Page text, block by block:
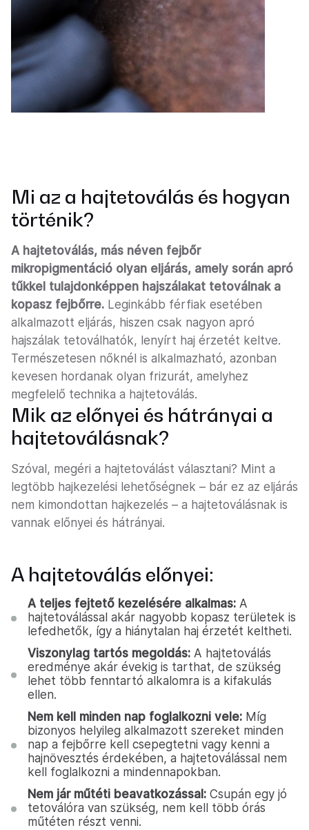
Mi az a hajtetoválás és hogyan
történik?
A hajtetoválás, más néven fejbőr
mikropigmentáció olyan eljárás, amely során apró
tűkkel tulajdonképpen hajszálakat tetoválnak a
kopasz fejbőrre. Leginkább férfiak esetében
alkalmazott eljárás, hiszen csak nagyon apró
hajszálak tetoválhatók, lenyírt haj érzetét keltve.
Természetesen nőknél is alkalmazható, azonban
kevesen hordanak olyan frizurát, amelyhez
megfelelő technika a hajtetoválás.
Mik az előnyei és hátrányai a
hajtetoválásnak?
Szóval, megéri a hajtetoválást választani? Mint a
legtöbb hajkezelési lehetőségnek – bár ez az eljárás
nem kimondottan hajkezelés – a hajtetoválásnak is
vannak előnyei és hátrányai.
A hajtetoválás előnyei:
A teljes fejtető kezelésére alkalmas: A
hajtetoválással akár nagyobb kopasz területek is
lefedhetők, így a hiánytalan haj érzetét keltheti.
Viszonylag tartós megoldás: A hajtetoválás
eredménye akár évekig is tarthat, de szükség
lehet több fenntartó alkalomra is a kifakulás
ellen.
Nem kell minden nap foglalkozni vele: Míg
bizonyos helyileg alkalmazott szereket minden
nap a fejbőrre kell csepegtetni vagy kenni a
hajnövesztés érdekében, a hajtetoválással nem
kell foglalkozni a mindennapokban.
Nem jár műtéti beavatkozással: Csupán egy jó
tetoválóra van szükség, nem kell több órás
műtéten részt venni.